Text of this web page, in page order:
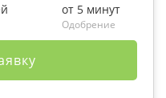
от 5 минут
Одобрение